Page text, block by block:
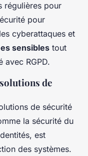
régulières pour
pour
cyberattaques et
sensibles tout
avec RGPD.
de
de sécurité
la sécurité du
est
des systèmes.